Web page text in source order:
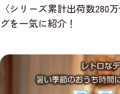
〈シリーズ累計出荷数280
グを一気に紹介！